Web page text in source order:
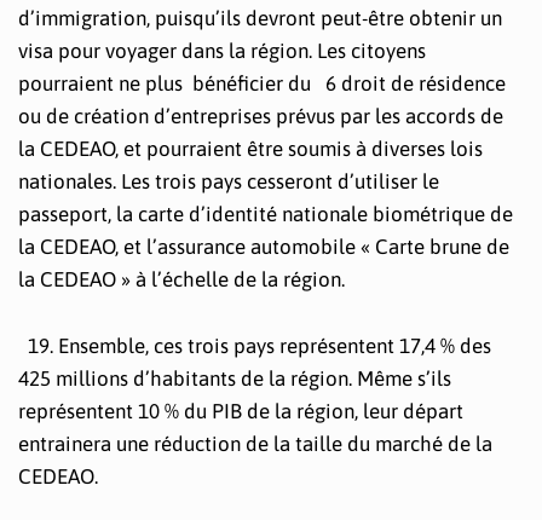
d’immigration, puisqu’ils devront peut-être obtenir un
visa pour voyager dans la région. Les citoyens
pourraient ne plus bénéficier du 6 droit de résidence
ou de création d’entreprises prévus par les accords de
la CEDEAO, et pourraient être soumis à diverses lois
nationales. Les trois pays cesseront d’utiliser le
passeport, la carte d’identité nationale biométrique de
la CEDEAO, et l’assurance automobile « Carte brune de
la CEDEAO » à l’échelle de la région.
19. Ensemble, ces trois pays représentent 17,4 % des
425 millions d’habitants de la région. Même s’ils
représentent 10 % du PIB de la région, leur départ
entrainera une réduction de la taille du marché de la
CEDEAO.